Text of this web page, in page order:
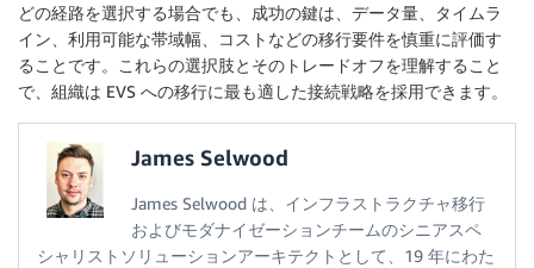
どの経路を選択する場合でも、成功の鍵は、データ量、タイムラ
イン、利用可能な帯域幅、コストなどの移行要件を慎重に評価す
ることです。これらの選択肢とそのトレードオフを理解すること
で、組織は EVS への移行に最も適した接続戦略を採用できます。
James Selwood
James Selwood は、インフラストラクチャ移行
およびモダナイゼーションチームのシニアスペ
シャリストソリューションアーキテクトとして、19 年にわた